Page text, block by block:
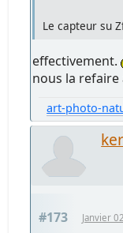
Le capteur su
effectivement.
nous la refaire
art-photo-
#173 Janvier